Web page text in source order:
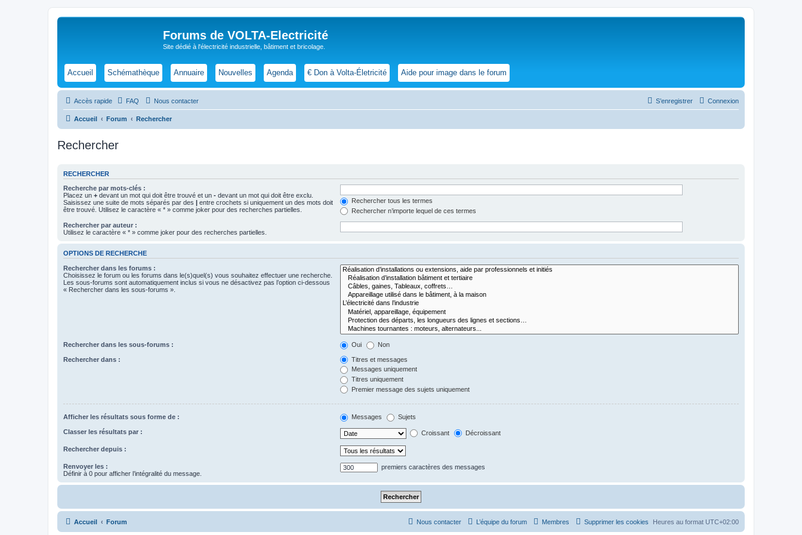
Forums de VOLTA-Electricité
Site dédié à l'électricité industrielle, bâtiment et bricolage.
Accueil Schémathèque Annuaire Nouvelles Agenda € Don à Volta-Életricité Aide pour image dans le forum
Accès rapide FAQ Nous contacter Connexion
S’enregistrer
Accueil Forum Rechercher
Rechercher
RECHERCHER
Recherche par mots-clés :
Placez un + devant un mot qui doit être trouvé et un - devant un mot qui doit être exclu.
Saisissez une suite de mots séparés par des | entre crochets si uniquement un des mots doit
être trouvé. Utilisez le caractère « * » comme joker pour des recherches partielles.
Rechercher tous les termes
Rechercher n’importe lequel de ces termes
Rechercher par auteur :
Utilisez le caractère « * » comme joker pour des recherches partielles.
OPTIONS DE RECHERCHE
Rechercher dans les forums :
Choisissez le forum ou les forums dans le(s)quel(s) vous souhaitez effectuer une recherche.
Les sous-forums sont automatiquement inclus si vous ne désactivez pas l’option ci-dessous
« Rechercher dans les sous-forums ».
Rechercher dans les sous-forums : Oui Non
Rechercher dans :
Titres et messages
Messages uniquement
Titres uniquement
Premier message des sujets uniquement
Afficher les résultats sous forme de : Messages Sujets
Classer les résultats par : Croissant Décroissant
Rechercher depuis :
Renvoyer les :
Définir à 0 pour afficher l’intégralité du message.
premiers caractères des messages
Accueil Forum Heures au format UTC+02:00
Supprimer les cookies
Membres
L’équipe du forum
Nous contacter